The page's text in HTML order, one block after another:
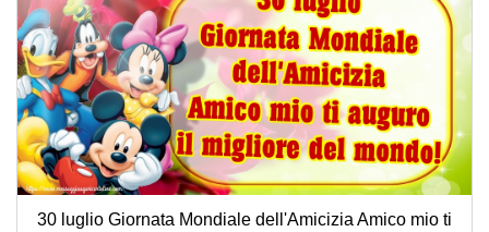
30 luglio Giornata Mondiale dell'Amicizia Amico mio ti